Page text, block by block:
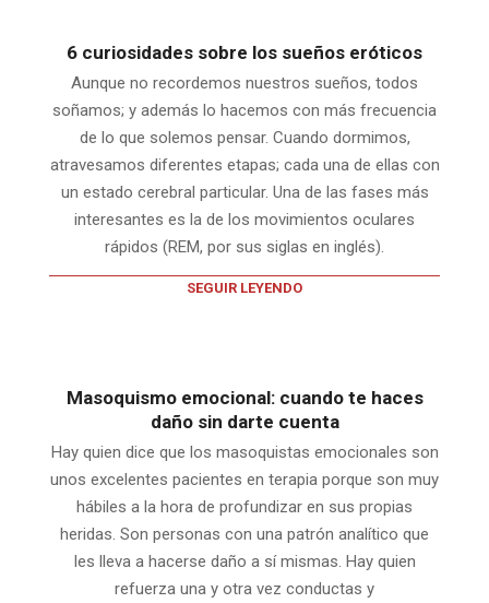
6 curiosidades sobre los sueños eróticos
Aunque no recordemos nuestros sueños, todos
soñamos; y además lo hacemos con más frecuencia
de lo que solemos pensar. Cuando dormimos,
atravesamos diferentes etapas; cada una de ellas con
un estado cerebral particular. Una de las fases más
interesantes es la de los movimientos oculares
rápidos (REM, por sus siglas en inglés).
SEGUIR LEYENDO
Masoquismo emocional: cuando te haces
daño sin darte cuenta
Hay quien dice que los masoquistas emocionales son
unos excelentes pacientes en terapia porque son muy
hábiles a la hora de profundizar en sus propias
heridas. Son personas con una patrón analítico que
les lleva a hacerse daño a sí mismas. Hay quien
refuerza una y otra vez conductas y